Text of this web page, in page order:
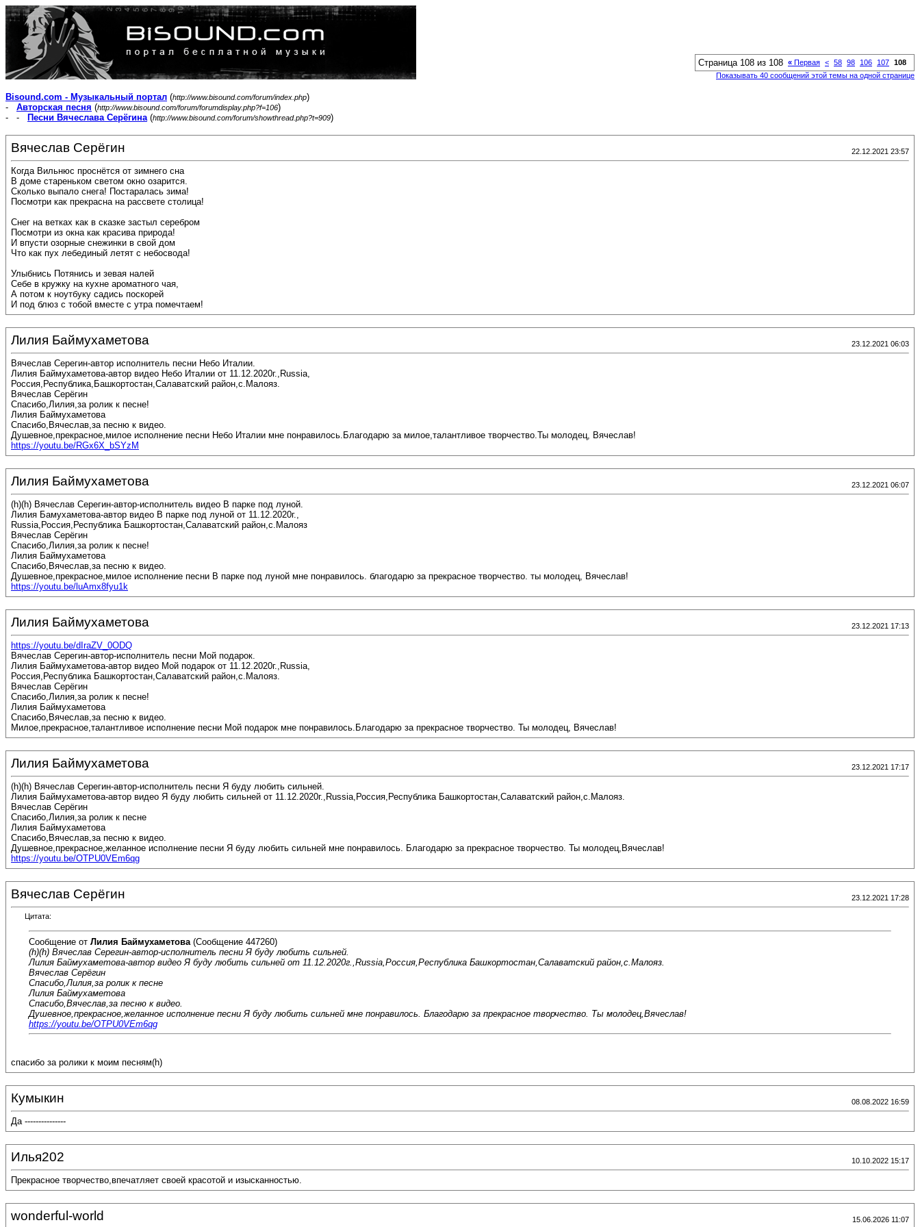
Страница 108 из 108 « Первая < 58 98 106 107 108
Показывать 40 сообщений этой темы на одной странице
Bisound.com - Музыкальный портал (http://www.bisound.com/forum/index.php)
- Авторская песня (http://www.bisound.com/forum/forumdisplay.php?f=106)
- -
Песни Вячеслава Серёгина(http://www.bisound.com/forum/showthread.php?t=909)
Вячеслав Серёгин 22.12.2021 23:57
Когда Вильнюс проснётся от зимнего сна
В доме стареньком светом окно озарится.
Сколько выпало снега! Постаралась зима!
Посмотри как прекрасна на рассвете столица!
Снег на ветках как в сказке застыл серебром
Посмотри из окна как красива природа!
И впусти озорные снежинки в свой дом
Что как пух лебединый летят с небосвода!
Улыбнись Потянись и зевая налей
Себе в кружку на кухне ароматного чая,
А потом к ноутбуку садись поскорей
И под блюз с тобой вместе с утра помечтаем!
Лилия Баймухаметова 23.12.2021 06:03
Вячеслав Серегин-автор исполнитель песни Небо Италии.
Лилия Баймухаметова-автор видео Небо Италии от 11.12.2020г.,Russia,
Россия,Республика,Башкортостан,Салаватский район,с.Малояз.
Вячеслав Серёгин
Спасибо,Лилия,за ролик к песне!
Лилия Баймухаметова
Спасибо,Вячеслав,за песню к видео.
Душевное,прекрасное,милое исполнение песни Небо Италии мне понравилось.Благодарю за милое,талантливое творчество.Ты молодец, Вячеслав!
https://youtu.be/RGx6X_bSYzM
Лилия Баймухаметова 23.12.2021 06:07
(h)(h) Вячеслав Серегин-автор-исполнитель видео В парке под луной.
Лилия Бамухаметова-автор видео В парке под луной от 11.12.2020г.,
Russia,Россия,Республика Башкортостан,Салаватский район,с.Малояз
Вячеслав Серёгин
Спасибо,Лилия,за ролик к песне!
Лилия Баймухаметова
Спасибо,Вячеслав,за песню к видео.
Душевное,прекрасное,милое исполнение песни В парке под луной мне понравилось. благодарю за прекрасное творчество. ты молодец, Вячеслав!
https://youtu.be/luAmx8fyu1k
Лилия Баймухаметова 23.12.2021 17:13
https://youtu.be/dIraZV_0ODQ
Вячеслав Серегин-автор-исполнитель песни Мой подарок.
Лилия Баймухаметова-автор видео Мой подарок от 11.12.2020г.,Russia,
Россия,Республика Башкортостан,Салаватский район,с.Малояз.
Вячеслав Серёгин
Спасибо,Лилия,за ролик к песне!
Лилия Баймухаметова
Спасибо,Вячеслав,за песню к видео.
Милое,прекрасное,талантливое исполнение песни Мой подарок мне понравилось.Благодарю за прекрасное творчество. Ты молодец, Вячеслав!
Лилия Баймухаметова 23.12.2021 17:17
(h)(h) Вячеслав Серегин-автор-исполнитель песни Я буду любить сильней.
Лилия Баймухаметова-автор видео Я буду любить сильней от 11.12.2020г.,Russia,Россия,Республика Башкортостан,Салаватский район,с.Малояз.
Вячеслав Серёгин
Спасибо,Лилия,за ролик к песне
Лилия Баймухаметова
Спасибо,Вячеслав,за песню к видео.
Душевное,прекрасное,желанное исполнение песни Я буду любить сильней мне понравилось. Благодарю за прекрасное творчество. Ты молодец,Вячеслав!
https://youtu.be/OTPU0VEm6qg
Вячеслав Серёгин 23.12.2021 17:28
Цитата:
Сообщение от Лилия Баймухаметова (Сообщение 447260)
(h)(h) Вячеслав Серегин-автор-исполнитель песни Я буду любить сильней.
Лилия Баймухаметова-автор видео Я буду любить сильней от 11.12.2020г.,Russia,Россия,Республика Башкортостан,Салаватский район,с.Малояз.
Вячеслав Серёгин
Спасибо,Лилия,за ролик к песне
Лилия Баймухаметова
Спасибо,Вячеслав,за песню к видео.
Душевное,прекрасное,желанное исполнение песни Я буду любить сильней мне понравилось. Благодарю за прекрасное творчество. Ты молодец,Вячеслав!
https://youtu.be/OTPU0VEm6qg
спасибо за ролики к моим песням(h)
Кумыкин 08.08.2022 16:59
Да ---------------
Илья202 10.10.2022 15:17
Прекрасное творчество,впечатляет своей красотой и изысканностью.
wonderful-world 15.06.2026 11:07